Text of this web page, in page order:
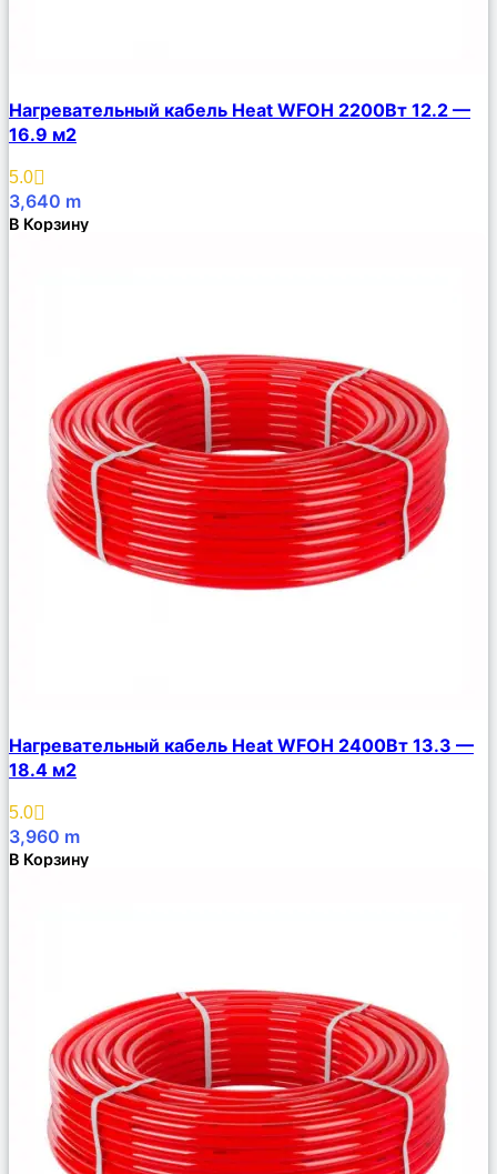
Описание
Избранное
Нагревательный кабель Heat WFOH 2200Вт 12.2 —
16.9 м2
5.0
3,640 m
В Корзину
Описание
Избранное
Нагревательный кабель Heat WFOH 2400Вт 13.3 —
18.4 м2
5.0
3,960 m
В Корзину